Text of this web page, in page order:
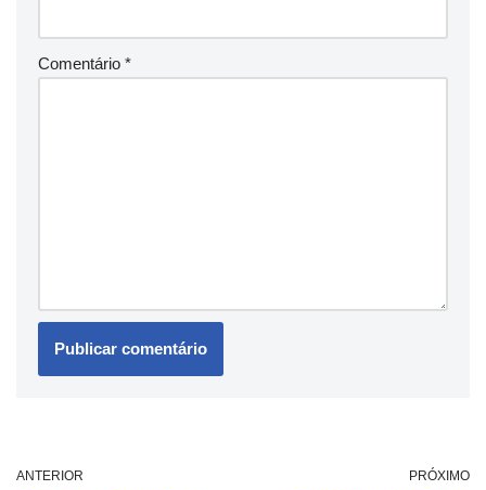
Comentário *
ANTERIOR PRÓXIMO